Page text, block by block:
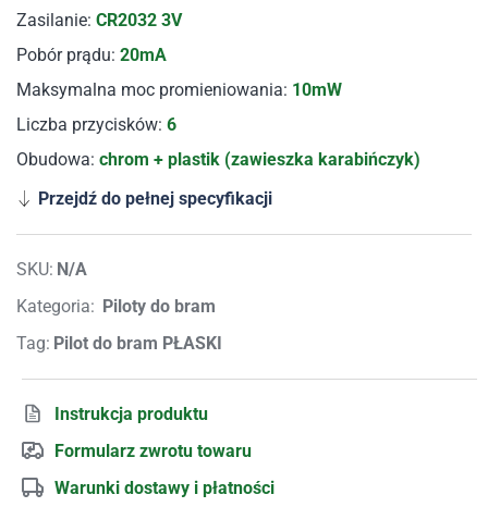
Zasilanie: CR2032 3V
Pobór prądu: 20mA
Maksymalna moc promieniowania: 10mW
Liczba przycisków: 6
Obudowa: chrom + plastik (zawieszka karabińczyk)
Przejdź do pełnej specyfikacji
SKU: N/A
Kategoria: Piloty do bram
Tag: Pilot do bram PŁASKI
Instrukcja produktu
Formularz zwrotu towaru
Warunki dostawy i płatności